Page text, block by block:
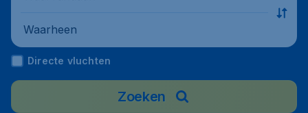
Waarheen
Directe vluchten
Zoeken